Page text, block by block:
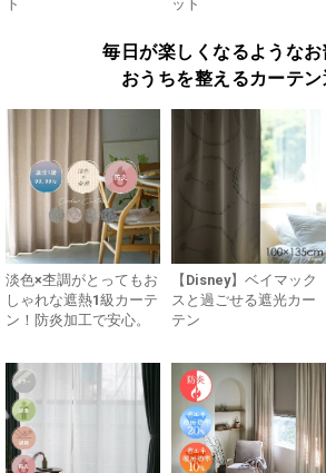
ト
ット
毎日が楽しくなるようなお
おうちを整えるカーテン
淡色×杢調がとってもお
しゃれな遮熱1級カーテ
ン！防炎加工で安心。
【Disney】ベイマック
スと過ごせる遮光カー
テン